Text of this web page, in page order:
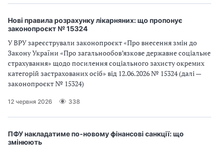
Нові правила розрахунку лікарняних: що пропонує
законопроєкт № 15324
У ВРУ зареєстрували законопроєкт «Про внесення змін до
Закону України «Про загальнообов’язкове державне соціальне
страхування» щодо посилення соціального захисту окремих
категорій застрахованих осіб» від 12.06.2026 № 15324 (далі —
законопроєкт № 15324)
12 червня 2026 338
ПФУ накладатиме по-новому фінансові санкції: що
змінюють